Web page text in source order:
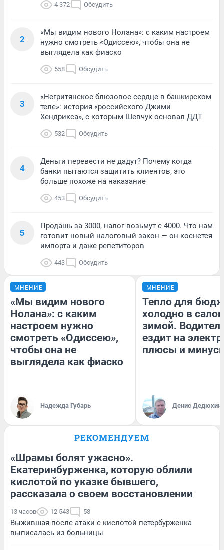
4 372 Обсудить
2
«Мы видим нового Нолана»: с каким настроем
нужно смотреть «Одиссею», чтобы она не
выглядела как фиаско
558 Обсудить
3
«Негритянское блюзовое сердце в башкирском
теле»: история «российского Джими
Хендрикса», с которым Шевчук основал ДДТ
532 Обсудить
4
Деньги перевести не дадут? Почему когда
банки пытаются защитить клиентов, это
больше похоже на наказание
453 Обсудить
5
Продашь за 3000, налог возьмут с 4000. Что нам
готовит новый налоговый закон — он коснется
импорта и даже репетиторов
443 Обсудить
МНЕНИЕ
«Мы видим нового
Нолана»: с каким
настроем нужно
смотреть «Одиссею»,
чтобы она не
выглядела как фиаско
Надежда Губарь
МНЕНИЕ
Тепло для
холодно в
зимой.
ездит на
плюсы и
Денис Дедюхин
РЕКОМЕНДУЕМ
«Шрамы болят ужасно».
Екатеринбурженка, которую облили
кислотой по указке бывшего,
рассказала о своем восстановлении
13 часов 12 543 58
Выжившая после атаки с кислотой петербурженка
выписалась из больницы